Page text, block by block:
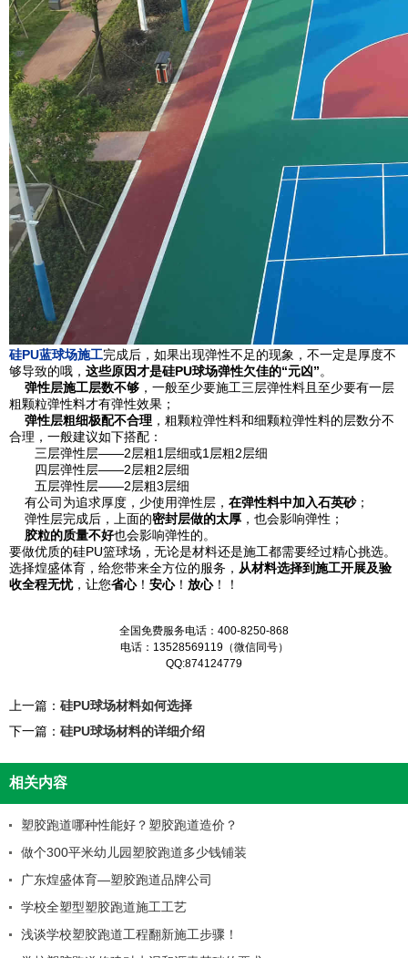
硅PU蓝球场施工完成后，如果出现弹性不足的现象，不一定是厚度不
够导致的哦， 这些原因才是硅PU球场弹性欠佳的“元凶”。
弹性层施工层数不够 ，一般至少要施工三层弹性料且至少要有一层
粗颗粒弹性料才有弹性效果；
弹性层粗细极配不合理 ，粗颗粒弹性料和细颗粒弹性料的层数分不
合理，一般建议如下搭配：
三层弹性层——2层粗1层细或1层粗2层细
四层弹性层——2层粗2层细
五层弹性层——2层粗3层细
公司为追求厚度，少使用弹性层， 在弹性料中加入石英砂；
性层完成后，上面的密封层做的太厚 ，也会影响弹性；
胶粒的质量不好也会影响弹性的。
要做优质的硅PU篮球场，无论是材料还是施工都需要经过精心挑选。
选择煌盛体育，给您带来全方位的服务， 从材料选择到施工开展及验
收全程无忧，让您省心！ 安心！ 放心！！
全国免费服务电话：400-8250-868
电话：13528569119（微信同号）
QQ:874124779
上一篇： 硅PU球场材料如何选择
下一篇： 硅PU球场材料的详细介绍
相关内容
塑胶跑道哪种性能好？塑胶跑道造价？
做个300平米幼儿园塑胶跑道多少钱铺装
广东煌盛体育—塑胶跑道品牌公司
学校全塑型塑胶跑道施工工艺
浅谈学校塑胶跑道工程翻新施工步骤！